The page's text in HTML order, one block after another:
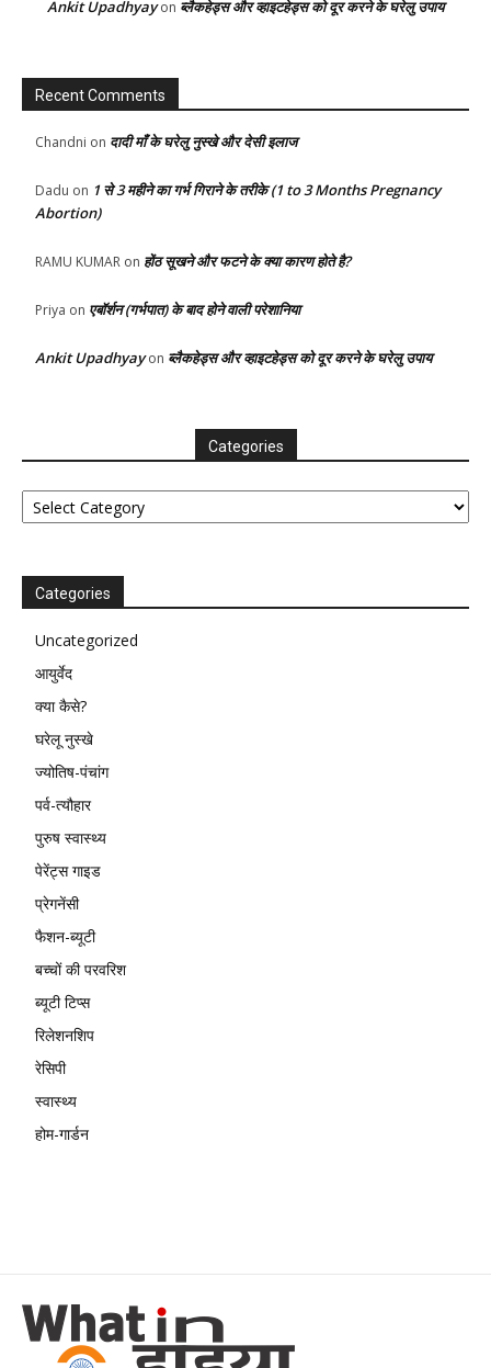
Ankit Upadhyayon ब्लैकहेड्स और व्हाइटहेड्स को दूर करने के घरेलु उपाय
Recent Comments
Chandni on दादी माँ के घरेलु नुस्खे और देसी इलाज
Dadu on 1 से 3 महीने का गर्भ गिराने के तरीके (1 to 3 Months Pregnancy
Abortion)
RAMU KUMAR on होंठ सूखने और फटने के क्या कारण होते है?
Priya on एबॉर्शन (गर्भपात) के बाद होने वाली परेशानिया
Ankit Upadhyayon ब्लैकहेड्स और व्हाइटहेड्स को दूर करने के घरेलु उपाय
Categories
Categories
Categories
Uncategorized
आयुर्वेद
क्या कैसे?
घरेलू नुस्खे
ज्योतिष-पंचांग
पर्व-त्यौहार
पुरुष स्वास्थ्य
पेरेंट्स गाइड
प्रेगनेंसी
फैशन-ब्यूटी
बच्चों की परवरिश
ब्यूटी टिप्स
रिलेशनशिप
रेसिपी
स्वास्थ्य
होम-गार्डन